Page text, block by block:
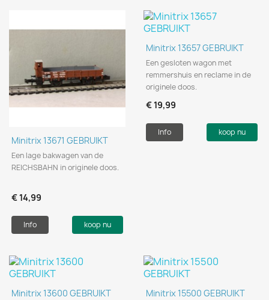
Minitrix 13671 GEBRUIKT
Een lage bakwagen van de
REICHSBAHN in originele doos.
€ 14,99
Info koop nu
Minitrix 13657 GEBRUIKT
Een gesloten wagon met
remmershuis en reclame in de
originele doos.
€ 19,99
Info koop nu
Minitrix 13600 GEBRUIKT Minitrix 15500 GEBRUIKT